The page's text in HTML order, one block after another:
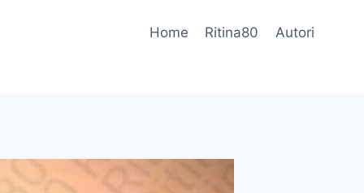
Home Ritina80 Autori